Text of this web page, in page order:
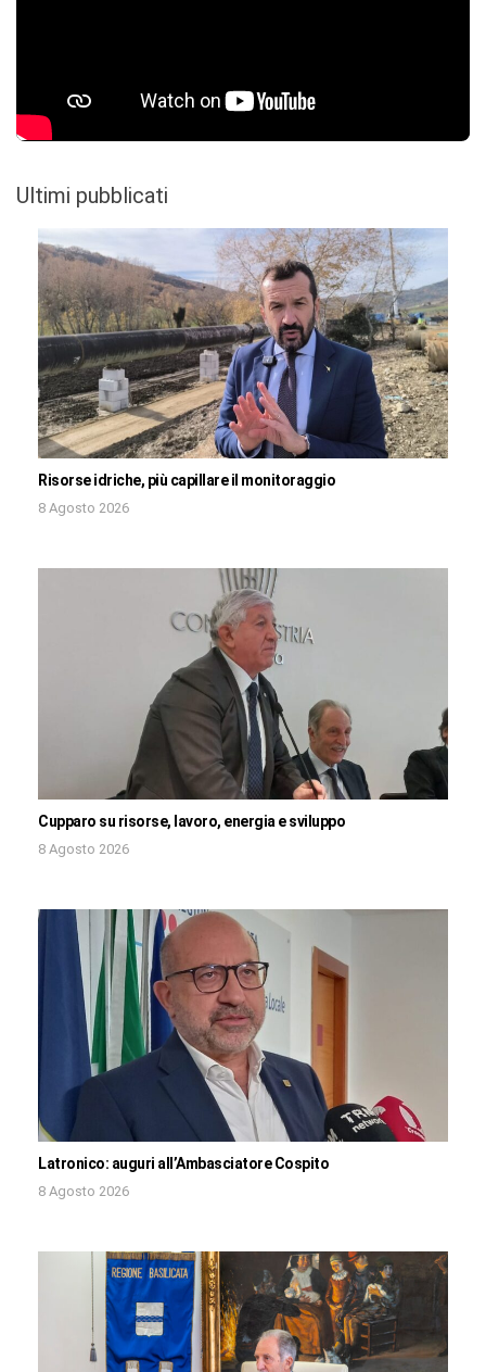
Ultimi pubblicati
Risorse idriche, più capillare il monitoraggio
8 Agosto 2026
Cupparo su risorse, lavoro, energia e sviluppo
8 Agosto 2026
Latronico: auguri all’Ambasciatore Cospito
8 Agosto 2026